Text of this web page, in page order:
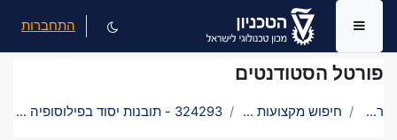
דילוג לתוכן הראשי
פורטל הסטודנטים
ראשי חיפוש מקצועות בטכניון 324293 - תובנות יסוד בפילוסופיה של הרמב"ם
חלון סקירה צדדי התחברות